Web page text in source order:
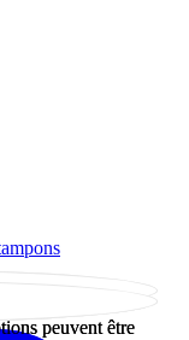
peuvent être
peuvent être